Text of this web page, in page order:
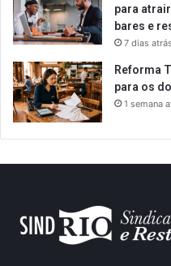
para
bares e
7 dias atrás
Reforma
para os
1 semana